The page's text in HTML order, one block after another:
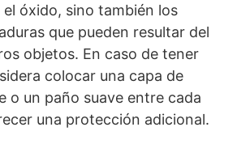
óxido, sino también los
que pueden resultar del
objetos. En caso de tener
colocar una capa de
o un paño suave entre cada
una protección adicional.